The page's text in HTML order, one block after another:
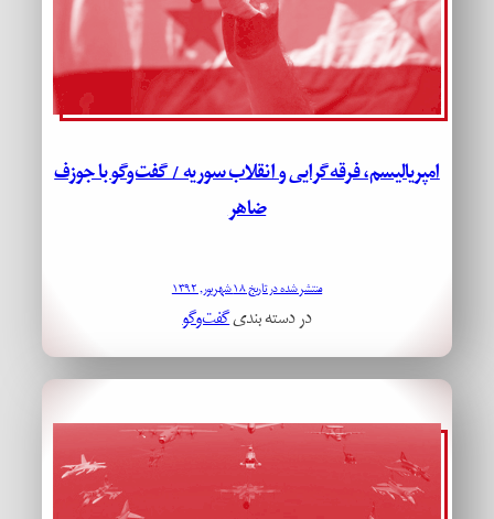
امپریالیسم، فرقه‌گرایی و انقلاب سوریه / گفت‌وگو با جوزف
ضاهر
منتشر شده در تاریخ ۱۸ شهریور, ۱۳۹۲
در دسته بندیگفت‌وگو